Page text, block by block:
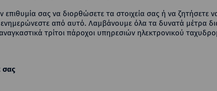
σας να διορθώσετε τα στοιχεία σας ή να ζητήσετε
από αυτό. Λαμβάνουμε όλα τα δυνατά μέτρα
τρίτοι πάροχοι υπηρεσιών ηλεκτρονικού
σας